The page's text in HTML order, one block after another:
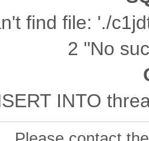
find file: './
2 "No
INTO